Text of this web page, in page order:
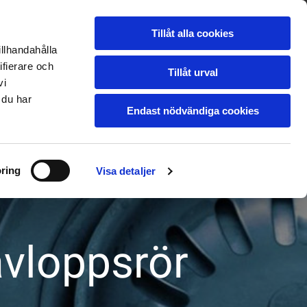
och
har
Visa detaljer
Tillåt alla cookies
Tillåt urval
Endast nödvändiga cookies
GALLERI
24H JOUR